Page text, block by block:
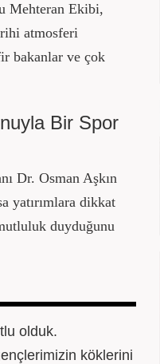
Mehteran Ekibi,
atmosferi
bakanlar ve çok
Bir Spor
Dr. Osman Aşkın
yatırımlara dikkat
duyduğunu
olduk.
köklerini